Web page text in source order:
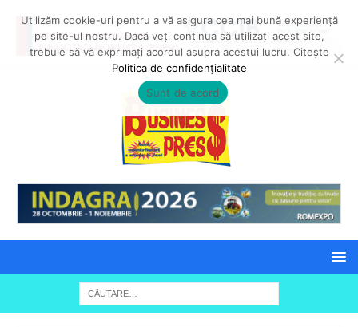
Utilizăm cookie-uri pentru a vă asigura cea mai bună experiență
pe site-ul nostru. Dacă veți continua să utilizați acest site,
trebuie să vă exprimați acordul asupra acestui lucru. Citește
Politica de confidențialitate
Sunt de acord